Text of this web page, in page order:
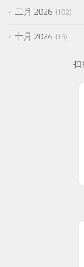
二月 2026 102
十月 2024 15
扫